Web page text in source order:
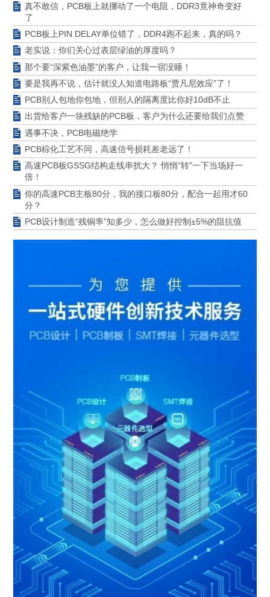
真不敢信，PCB板上就挪动了一个电阻，DDR3竟神奇变好
了
PCB板上PIN DELAY单位错了，DDR4跑不起来，真的吗？
老实说：你们关心过表层绿油的厚度吗？
那个要“深紫色油墨”的客户，让我一宿没睡！
要是我再不说，估计就没人知道电路板“贾凡尼效应”了！
PCB别人包地你包地，但别人的隔离度比你好10dB不止
出货给客户一块残缺的PCB板，客户为什么还要给我们点赞
遇事不决，PCB电磁绝学
PCB棕化工艺不同，高速信号损耗差老远了！
高速PCB板GSSG结构走线串扰大？ 悄悄“转”一下当场好一
倍！
你的高速PCB主板80分，我的接口板80分，配合一起用才60
分？
PCB设计制造“残铜率”知多少，怎么做好控制±5%的阻抗值